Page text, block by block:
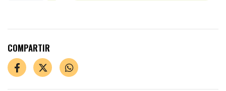
COMPARTIR